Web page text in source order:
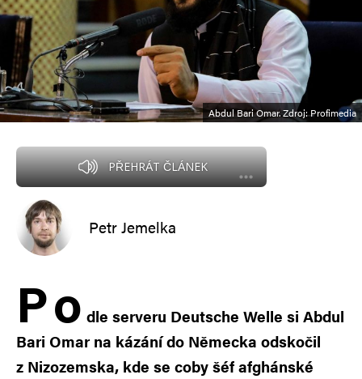
Abdul Bari Omar. Zdroj: Profimedia
PŘEHRÁT ČLÁNEK
Petr Jemelka
Po dle serveru Deutsche Welle si Abdul
Bari Omar na kázání do Německa odskočil
z Nizozemska, kde se coby šéf afghánské